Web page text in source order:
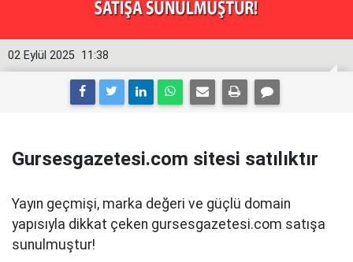
11:38
02 Eylül 2025
Gursesgazetesi.com sitesi satılıktır
Yayın geçmişi, marka değeri ve güçlü domain
yapısıyla dikkat çeken gursesgazetesi.com satışa
sunulmuştur!